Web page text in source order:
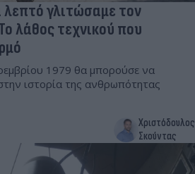
γλιτώσαμε τον
λάθος τεχνικού που
1979 θα μπορούσε να
ιστορία της ανθρωπότητας
Χριστόδουλος
Σκούντας